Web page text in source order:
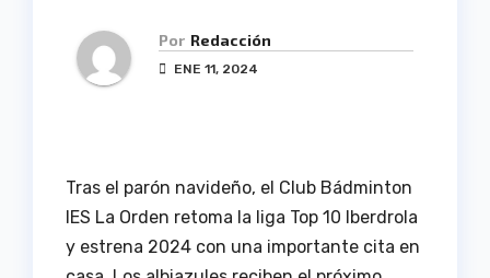
Por Redacción
ENE 11, 2024
Tras el parón navideño, el Club Bádminton
IES La Orden retoma la liga Top 10 Iberdrola
y estrena 2024 con una importante cita en